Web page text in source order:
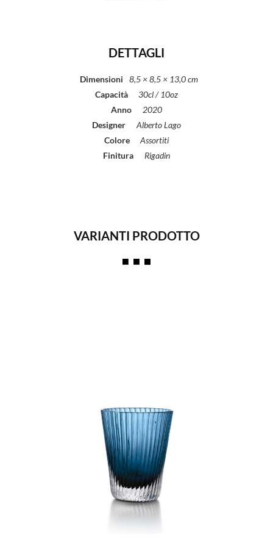
DETTAGLI
Dimensioni
8,5 × 8,5 × 13,0 cm
Capacità
30cl / 10oz
Anno
2020
Designer
Alberto Lago
Colore
Assortiti
Finitura
Rigadin
VARIANTI PRODOTTO